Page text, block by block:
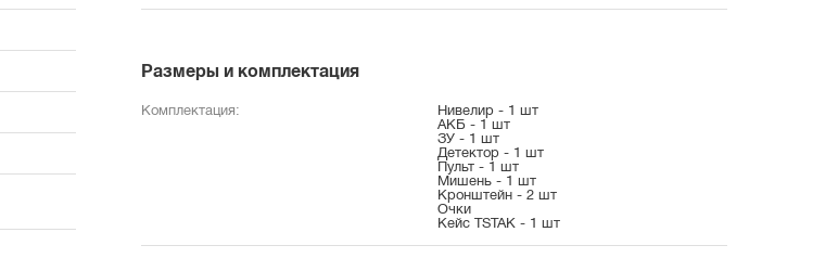
Размеры и комплектация
Комплектация:
Нивелир - 1 шт
АКБ - 1 шт
ЗУ - 1 шт
Детектор - 1 шт
Пульт - 1 шт
Мишень - 1 шт
Кронштейн - 2 шт
Очки
Кейс TSTAK - 1 шт